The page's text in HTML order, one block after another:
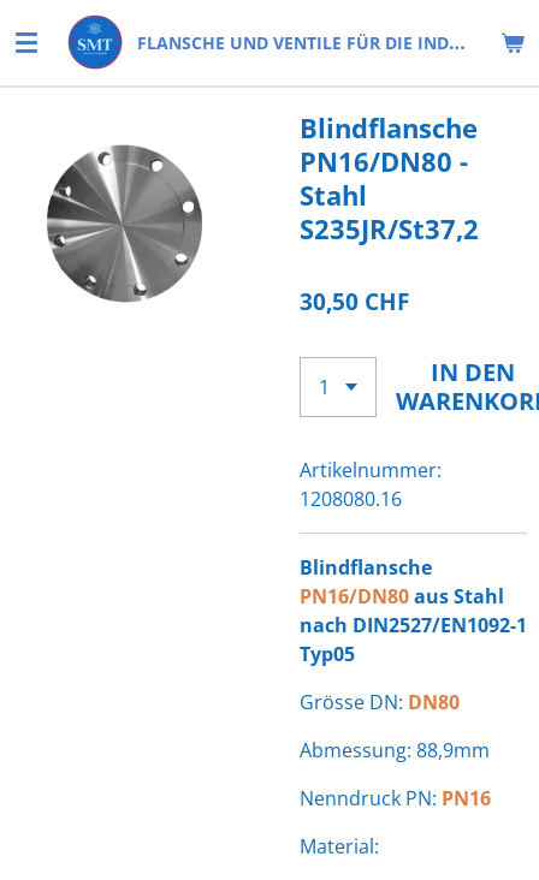
Hauptinhalt
springen
FLANSCHE UND VENTILE FÜR DIE INDUSTRIE
Blindflansche
PN16/DN80 -
Stahl
S235JR/St37,2
30,50 CHF
IN DEN
Artikelnummer:
1208080.16
Blindflansche
PN16/DN80aus Stahl
nach DIN2527/EN1092-1
Typ05
Grösse DN: DN80
Abmessung: 88,9mm
Nenndruck PN: PN16
Material: